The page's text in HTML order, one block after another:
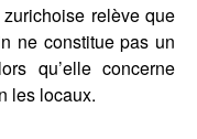
relève que
ne constitue pas un
qu’elle concerne
les locaux.